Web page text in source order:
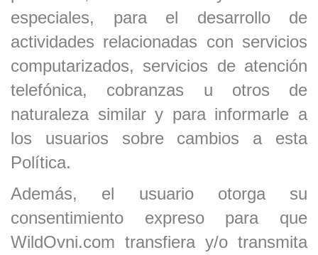
especiales, para el desarrollo de
actividades relacionadas con servicios
computarizados, servicios de atención
telefónica, cobranzas u otros de
naturaleza similar y para informarle a
los usuarios sobre cambios a esta
Política.
Además, el usuario otorga su
consentimiento expreso para que
WildOvni.com transfiera y/o transmita